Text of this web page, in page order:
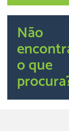
Não
o que